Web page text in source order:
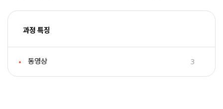
과정 특징
동영상 3